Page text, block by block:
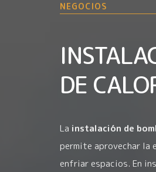
NEGOCIOS
DE
La instalación de
permite aprovechar la
enfriar espacios. En